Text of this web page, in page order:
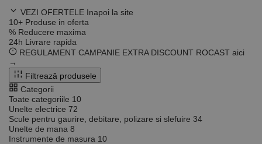
VEZI OFERTELE Inapoi la site
10+ Produse in oferta
% Reducere maxima
24h Livrare rapida
REGULAMENT CAMPANIE EXTRA DISCOUNT ROCAST aici
→
Filtrează produsele
Categorii
Toate categoriile 10
Unelte electrice 72
Scule pentru gaurire, debitare, polizare si slefuire 34
Unelte de mana 8
Instrumente de masura 10